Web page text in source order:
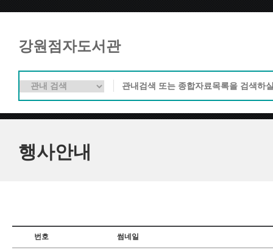
강원점자도서관
행사안내
번호 썸네일